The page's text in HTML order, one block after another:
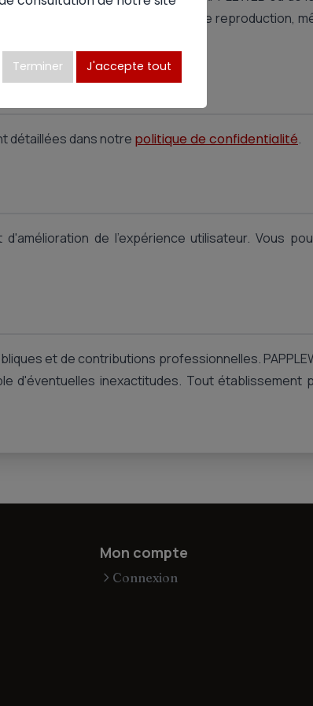
à la propriété intellectuelle. Toute reproduction,
détaillées dans notre politique de confidentialité.
de l'expérience utilisateur. Vous
et de contributions professionnelles.
d'éventuelles inexactitudes. Tout établissement
Mon compte
Connexion
Terminer J'accepte tout